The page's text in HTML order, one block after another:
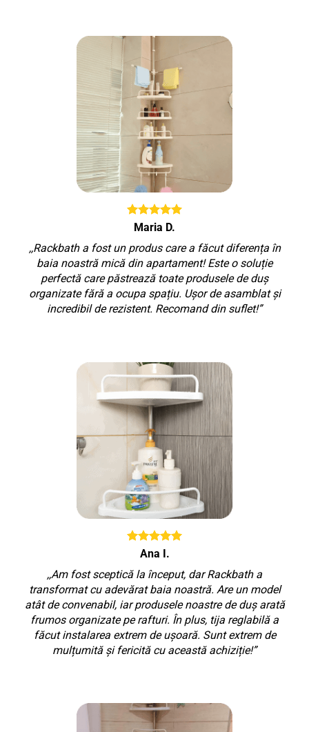
Maria D.
,,Rackbath a fost un produs care a făcut diferența în
baia noastră mică din apartament! Este o soluție
perfectă care păstrează toate produsele de duș
organizate fără a ocupa spațiu. Ușor de asamblat și
incredibil de rezistent. Recomand din suflet!”
Ana I.
,,Am fost sceptică la început, dar Rackbath a
transformat cu adevărat baia noastră. Are un model
atât de convenabil, iar produsele noastre de duș arată
frumos organizate pe rafturi. În plus, tija reglabilă a
făcut instalarea extrem de ușoară. Sunt extrem de
mulțumită și fericită cu această achiziție!”